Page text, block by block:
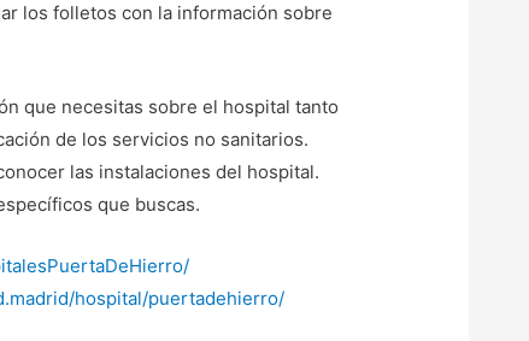
los folletos con la información sobre
que necesitas sobre el hospital tanto
de los servicios no sanitarios.
las instalaciones del hospital.
que buscas.
hospital/puertadehierro/